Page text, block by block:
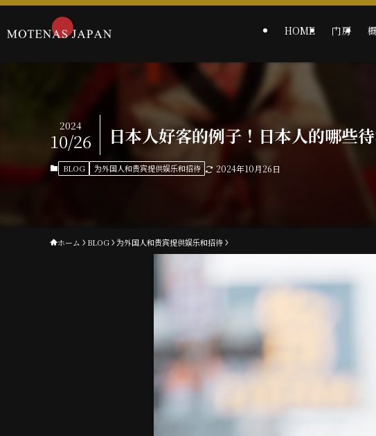
HOME 门房
日本人好客的例子！日本人的哪些
2024
10/26
BLOG 为外国人和贵宾提供娱乐和招待 2024年10月26日
ホーム BLOG 为外国人和贵宾提供娱乐和招待